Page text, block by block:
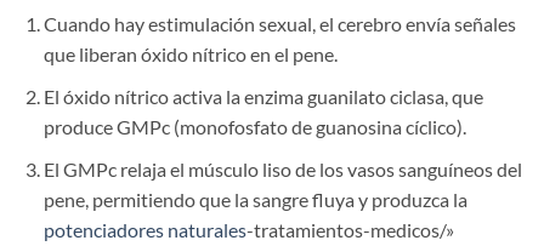
Cuando hay estimulación sexual, el cerebro envía señales
que liberan óxido nítrico en el pene.
El óxido nítrico activa la enzima guanilato ciclasa, que
produce GMPc (monofosfato de guanosina cíclico).
El GMPc relaja el músculo liso de los vasos sanguíneos del
pene, permitiendo que la sangre fluya y produzca la
potenciadores naturales-tratamientos-medicos/»